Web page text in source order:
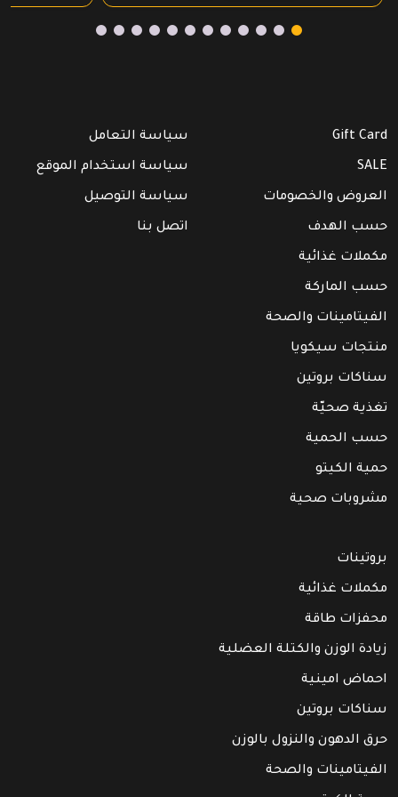
₪ 70.00.
₪ 50.00.
Gift Card
SALE
العروض والخصومات
حسب الهدف
مكملات غذائية
حسب الماركة
الفيتامينات والصحة
منتجات سيكويا
سناكات بروتين
تغذية صحيّة
حسب الحمية
حمية الكيتو
مشروبات صحية
سياسة التعامل
سياسة استخدام الموقع
سياسة التوصيل
اتصل بنا
بروتينات
مكملات غذائية
محفزات طاقة
زيادة الوزن والكتلة العضلية
احماض امينية
سناكات بروتين
حرق الدهون والنزول بالوزن
الفيتامينات والصحة